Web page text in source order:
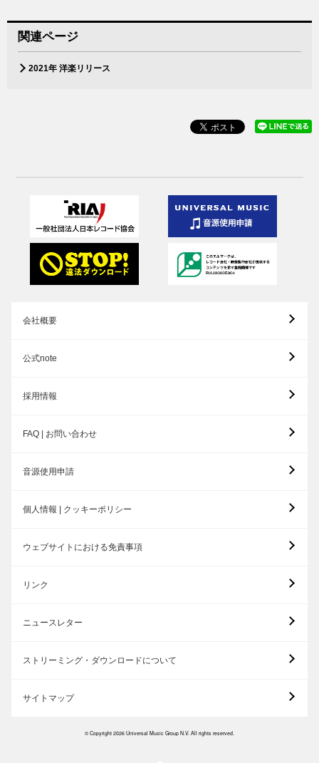
関連ページ
2021年 洋楽リリース
会社概要
公式note
採用情報
FAQ | お問い合わせ
音源使用申請
個人情報 | クッキーポリシー
ウェブサイトにおける免責事項
リンク
ニュースレター
ストリーミング・ダウンロードについて
サイトマップ
© Copyright 2026 Universal Music Group N.V. All rights reserved.